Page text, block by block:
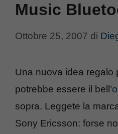
Music
Ottobre 25, 2007 di
Una nuova idea regalo
potrebbe essere il bell’
sopra. Leggete la
Sony Ericsson: forse